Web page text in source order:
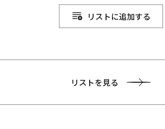
リストに追加する
リストを見る